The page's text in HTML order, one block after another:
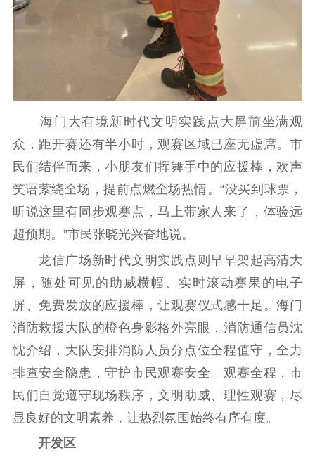
海门大有境新时代文明实践点大屏前坐满观
众，距开赛还有半小时，观赛区域已座无虚席。市
民们结伴而来，小朋友们挥舞手中的应援棒，欢声
笑语萦绕全场，提前点燃全场热情。“没买到球票，
听说这里有同步观赛点，马上带家人来了，体验远
超预期。”市民张晓光兴奋地说。
龙信广场新时代文明实践点则早早架起高清大
屏，随处可见的助威横幅、实时滚动赛果的电子
屏、免费发放的应援棒，让观赛仪式感十足。海门
消防救援大队的橙色身影格外亮眼，消防通信员沈
忱介绍，大队安排消防人员分点位全程值守，全力
排查安全隐患，守护市民观赛安全。观赛全程，市
民们自觉遵守现场秩序，文明助威、理性观赛，尽
显良好的文明素养，让热烈氛围始终有序有度。
开发区